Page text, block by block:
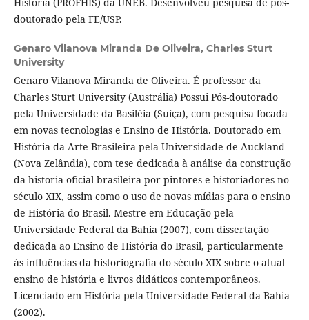
História (PROFHIS) da UNEB. Desenvolveu pesquisa de pós-
doutorado pela FE/USP.
Genaro Vilanova Miranda De Oliveira, Charles Sturt
University
Genaro Vilanova Miranda de Oliveira. É professor da
Charles Sturt University (Austrália) Possui Pós-doutorado
pela Universidade da Basiléia (Suíça), com pesquisa focada
em novas tecnologias e Ensino de História. Doutorado em
História da Arte Brasileira pela Universidade de Auckland
(Nova Zelândia), com tese dedicada à análise da construção
da historia oficial brasileira por pintores e historiadores no
século XIX, assim como o uso de novas mídias para o ensino
de História do Brasil. Mestre em Educação pela
Universidade Federal da Bahia (2007), com dissertação
dedicada ao Ensino de História do Brasil, particularmente
às influências da historiografia do século XIX sobre o atual
ensino de história e livros didáticos contemporâneos.
Licenciado em História pela Universidade Federal da Bahia
(2002).